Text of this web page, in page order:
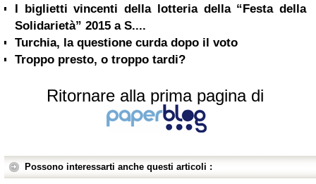
I biglietti vincenti della lotteria della “Festa della
Solidarietà” 2015 a S....
Turchia, la questione curda dopo il voto
Troppo presto, o troppo tardi?
Ritornare alla prima pagina di
Possono interessarti anche questi articoli :